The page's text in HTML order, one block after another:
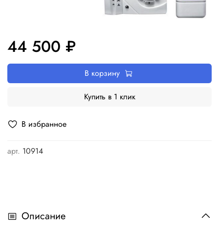
В избранное
арт. 10914
44 500 ₽
В корзину
Купить в 1 клик
Описание